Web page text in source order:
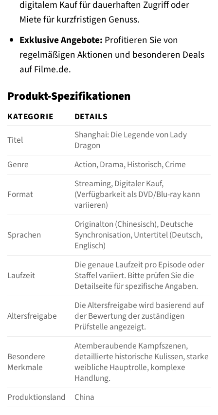
digitalem Kauf für dauerhaften Zugriff oder
Miete für kurzfristigen Genuss.
Exklusive Angebote: Profitieren Sie von
regelmäßigen Aktionen und besonderen Deals
auf Filme.de.
Produkt-Spezifikationen
KATEGORIE
DETAILS
Titel
Shanghai: Die Legende von Lady
Dragon
Genre
Action, Drama, Historisch, Crime
Format
Streaming, Digitaler Kauf,
(Verfügbarkeit als DVD/Blu-ray kann
variieren)
Sprachen
Originalton (Chinesisch), Deutsche
Synchronisation, Untertitel (Deutsch,
Englisch)
Laufzeit
Die genaue Laufzeit pro Episode oder
Staffel variiert. Bitte prüfen Sie die
Detailseite für spezifische Angaben.
Altersfreigabe
Die Altersfreigabe wird basierend auf
der Bewertung der zuständigen
Prüfstelle angezeigt.
Besondere
Merkmale
Atemberaubende Kampfszenen,
detaillierte historische Kulissen, starke
weibliche Hauptrolle, komplexe
Handlung.
Produktionsland
China